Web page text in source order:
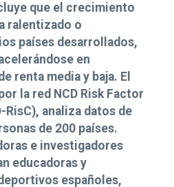
que el crecimiento
ralentizado o
países desarrollados,
en
renta media y baja. El
la red NCD Risk Factor
RisC), analiza datos de
de 200 países.
e investigadores
educadoras y
españoles,